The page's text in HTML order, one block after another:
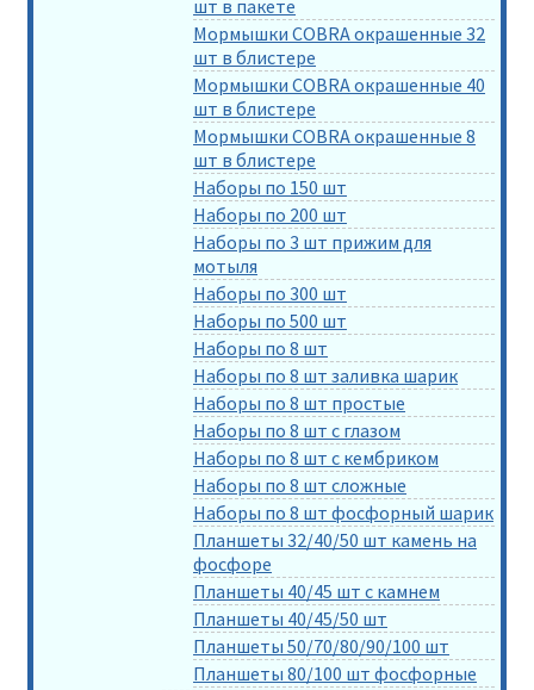
шт в пакете
Мормышки COBRA окрашенные 32
шт в блистере
Мормышки COBRA окрашенные 40
шт в блистере
Мормышки COBRA окрашенные 8
шт в блистере
Наборы по 150 шт
Наборы по 200 шт
Наборы по 3 шт прижим для
мотыля
Наборы по 300 шт
Наборы по 500 шт
Наборы по 8 шт
Наборы по 8 шт заливка шарик
Наборы по 8 шт простые
Наборы по 8 шт с глазом
Наборы по 8 шт с кембриком
Наборы по 8 шт сложные
Наборы по 8 шт фосфорный шарик
Планшеты 32/40/50 шт камень на
фосфоре
Планшеты 40/45 шт с камнем
Планшеты 40/45/50 шт
Планшеты 50/70/80/90/100 шт
Планшеты 80/100 шт фосфорные